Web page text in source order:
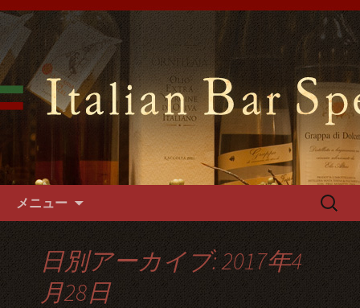
難波千日前のイタリアンバール
スペッロで貸切パーティーを
難波千日前の「イタリアンバールスペ
ッロ」はイタリアの郷土料理や手づく
るパスタやフォカッチャをご用意。1
階～3階席とございますので貸切パー
ティーでご利用可能です。
メニュー
検
日別アーカイブ: 2017年4
月28日